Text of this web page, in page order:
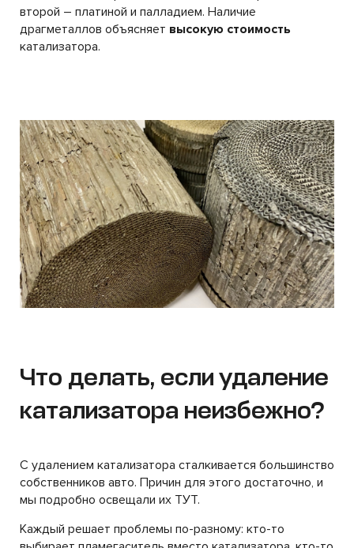
второй – платиной и палладием. Наличие
драгметаллов объясняет высокую стоимость
катализатора.
Что делать, если удаление
катализатора неизбежно?
С удалением катализатора сталкивается большинство
собственников авто. Причин для этого достаточно, и
мы подробно освещали их ТУТ.
Каждый решает проблемы по-разному: кто-то